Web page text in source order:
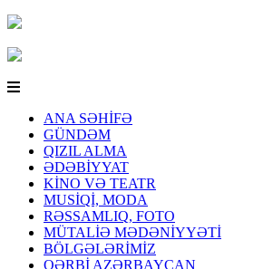
ANA SƏHİFƏ
GÜNDƏM
QIZIL ALMA
ƏDƏBİYYAT
KİNO VƏ TEATR
MUSİQİ, MODA
RƏSSAMLIQ, FOTO
MÜTALİƏ MƏDƏNİYYƏTİ
BÖLGƏLƏRİMİZ
QƏRBİ AZƏRBAYCAN